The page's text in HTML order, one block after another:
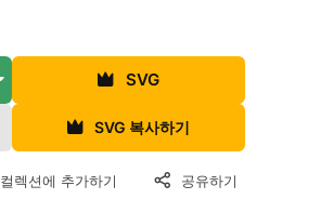
SVG
SVG 복사하기
컬렉션에 추가하기 공유하기